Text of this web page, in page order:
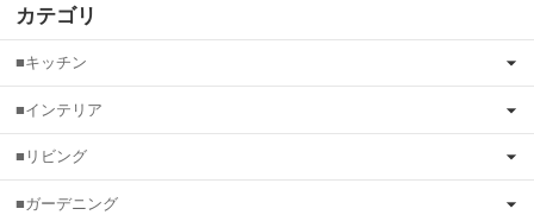
カテゴリ
■キッチン
■インテリア
■リビング
■ガーデニング